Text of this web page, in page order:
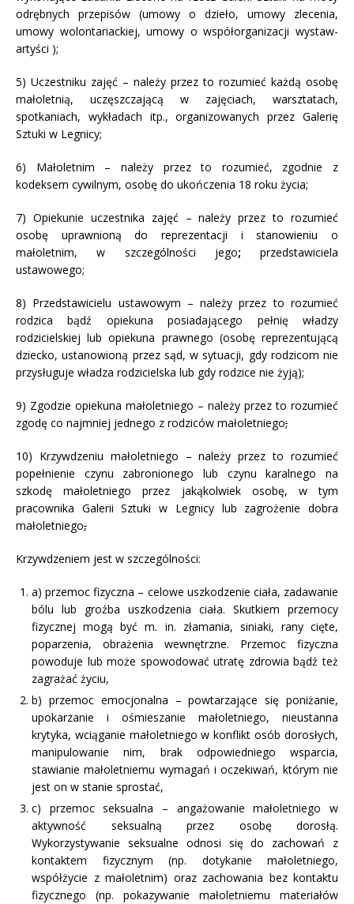
odrębnych przepisów (umowy o dzieło, umowy zlecenia,
umowy wolontariackiej, umowy o współorganizacji wystaw-
artyści );
5) Uczestniku zajęć – należy przez to rozumieć każdą osobę
małoletnią, uczęszczającą w zajęciach, warsztatach,
spotkaniach, wykładach itp., organizowanych przez Galerię
Sztuki w Legnicy;
6) Małoletnim – należy przez to rozumieć, zgodnie z
kodeksem cywilnym, osobę do ukończenia 18 roku życia;
7) Opiekunie uczestnika zajęć – należy przez to rozumieć
osobę uprawnioną do reprezentacji i stanowieniu o
małoletnim, w szczególności jego; przedstawiciela
ustawowego;
8) Przedstawicielu ustawowym – należy przez to rozumieć
rodzica bądź opiekuna posiadającego pełnię władzy
rodzicielskiej lub opiekuna prawnego (osobę reprezentującą
dziecko, ustanowioną przez sąd, w sytuacji, gdy rodzicom nie
przysługuje władza rodzicielska lub gdy rodzice nie żyją);
9) Zgodzie opiekuna małoletniego – należy przez to rozumieć
zgodę co najmniej jednego z rodziców małoletniego;
10) Krzywdzeniu małoletniego – należy przez to rozumieć
popełnienie czynu zabronionego lub czynu karalnego na
szkodę małoletniego przez jakąkolwiek osobę, w tym
pracownika Galerii Sztuki w Legnicy lub zagrożenie dobra
małoletniego,
Krzywdzeniem jest w szczególności:
a) przemoc fizyczna – celowe uszkodzenie ciała, zadawanie
bólu lub groźba uszkodzenia ciała. Skutkiem przemocy
fizycznej mogą być m. in. złamania, siniaki, rany cięte,
poparzenia, obrażenia wewnętrzne. Przemoc fizyczna
powoduje lub może spowodować utratę zdrowia bądź też
zagrażać życiu,
b) przemoc emocjonalna – powtarzające się poniżanie,
upokarzanie i ośmieszanie małoletniego, nieustanna
krytyka, wciąganie małoletniego w konflikt osób dorosłych,
manipulowanie nim, brak odpowiedniego wsparcia,
stawianie małoletniemu wymagań i oczekiwań, którym nie
jest on w stanie sprostać,
c) przemoc seksualna – angażowanie małoletniego w
aktywność seksualną przez osobę dorosłą.
Wykorzystywanie seksualne odnosi się do zachowań z
kontaktem fizycznym (np. dotykanie małoletniego,
współżycie z małoletnim) oraz zachowania bez kontaktu
fizycznego (np. pokazywanie małoletniemu materiałów